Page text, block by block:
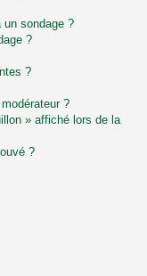
un sondage ?
?
?
?
» affiché lors de la
?